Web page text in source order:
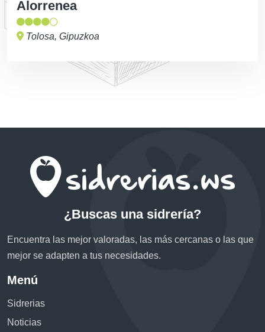
Alorrenea
Tolosa, Gipuzkoa
¿Buscas una sidrería?
Encuentra las mejor valoradas, las más cercanas o las que
mejor se adapten a tus necesidades.
Menú
Sidrerias
Noticias